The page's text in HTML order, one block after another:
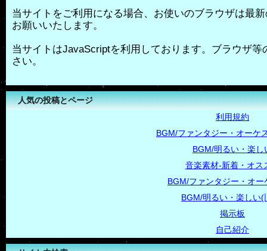
当サイトをご利用になる場合、お使いのブラウザは最
お願いいたします。
当サイトはJavaScriptを利用しております。ブラウザ
さい。
人気の投稿とページ
利用規約
BGM/ファンタジー・オーケ
BGM/明るい・楽し
音楽素材-新着・オス
BGM/ファンタジー・オー
BGM/明るい・楽しい(
掲示板
自己紹介